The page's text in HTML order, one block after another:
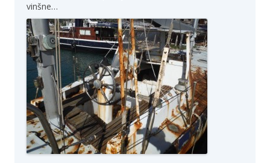
vinšne…